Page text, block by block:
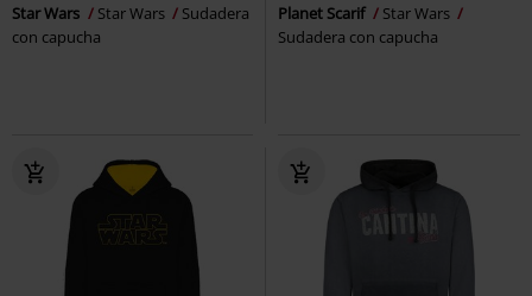
Star Wars Star Wars
Sudadera
con capucha
Planet Scarif
Star Wars
Sudadera con capucha